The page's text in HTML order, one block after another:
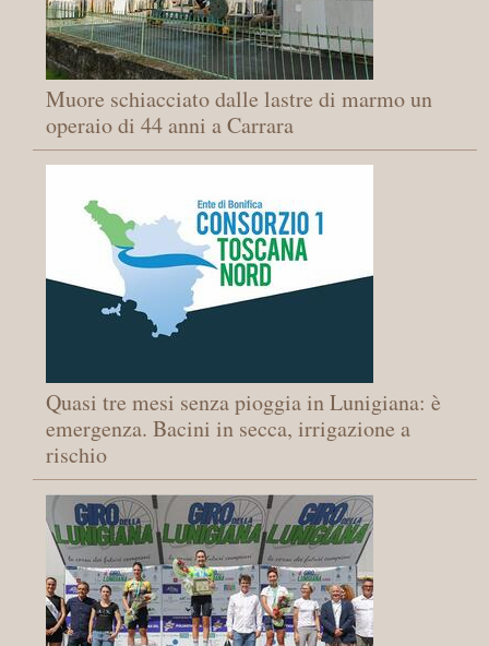
Muore schiacciato dalle lastre di marmo un
operaio di 44 anni a Carrara
Quasi tre mesi senza pioggia in Lunigiana: è
emergenza. Bacini in secca, irrigazione a
rischio